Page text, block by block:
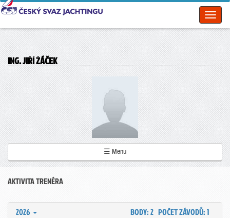
ING. JIŘÍ ŽÁČEK
☰ Menu
AKTIVITA TRENÉRA
2026 POČET ZÁVODŮ: 1
BODY: 2